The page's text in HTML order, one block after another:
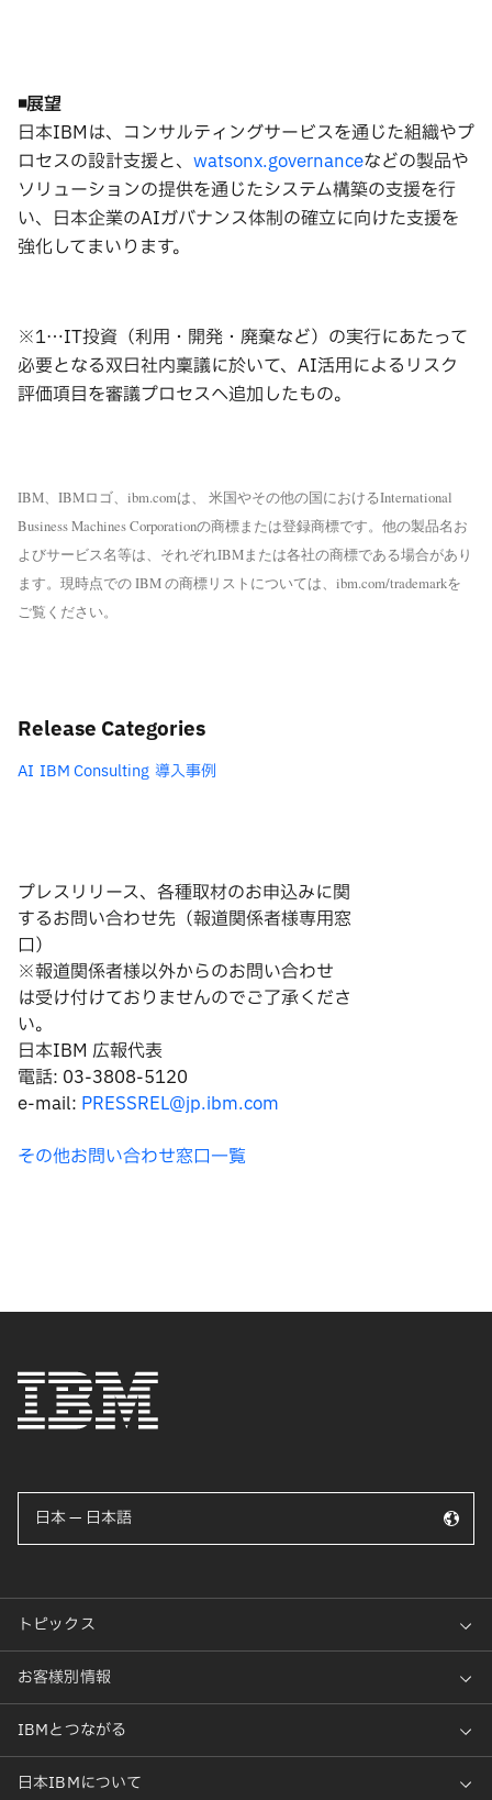
◾️展望
日本IBMは、コンサルティングサービスを通じた組織やプ
ロセスの設計支援と、 watsonx.governanceなどの製品や
ソリューションの提供を通じたシステム構築の支援を行
い、日本企業のAIガバナンス体制の確立に向けた支援を
強化してまいります。
※1…IT投資（利用・開発・廃棄など）の実行にあたって
必要となる双日社内稟議に於いて、AI活用によるリスク
評価項目を審議プロセスへ追加したもの。
IBM、IBMロゴ、ibm.comは、 米国やその他の国におけるInternational
Business Machines Corporationの商標または登録商標です。他の製品名お
よびサービス名等は、それぞれIBMまたは各社の商標である場合があり
ます。現時点での IBM の商標リストについては、ibm.com/trademarkを
ご覧ください。
Release Categories
AI IBM Consulting 導入事例
プレスリリース、各種取材のお申込みに関
するお問い合わせ先（報道関係者様専用窓
口）
※報道関係者様以外からのお問い合わせ
は受け付けておりませんのでご了承くださ
い。
日本IBM 広報代表
電話: 03-3808-5120
e-mail: PRESSREL@jp.ibm.com
その他お問い合わせ窓口一覧
日本 — 日本語